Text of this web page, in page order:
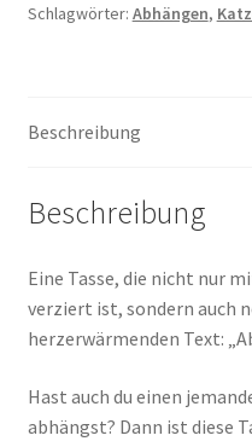
dir“
Schlagwörter: Abhängen,
Beschreibung
Beschreibung
Eine Tasse, die nicht nur
verziert ist, sondern auch
herzerwärmenden Text:
Hast auch du einen
abhängst? Dann ist diese